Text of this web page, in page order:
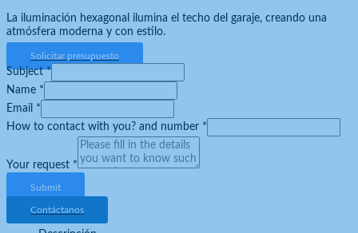
La iluminación hexagonal ilumina el techo del garaje, creando una
atmósfera moderna y con estilo.
Solicitar presupuesto
Subject*
Name *
Email *
How to contact with you? and number *
Your request *
Submit
Contáctanos